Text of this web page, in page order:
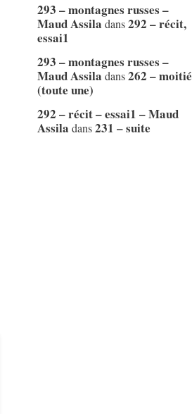
293 – montagnes russes –
Maud Assila dans292 – récit,
essai1
293 – montagnes russes –
Maud Assila dans262 – moitié
(toute une)
292 – récit – essai1 – Maud
Assila dans231 – suite